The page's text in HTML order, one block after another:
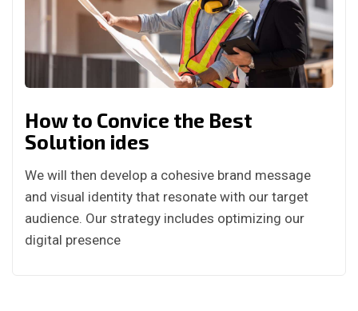
How to Convice the Best
Solution ides
We will then develop a cohesive brand message
and visual identity that resonate with our target
audience. Our strategy includes optimizing our
digital presence